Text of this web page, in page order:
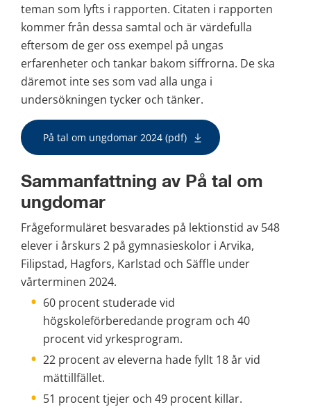
teman som lyfts i rapporten. Citaten i rapporten
kommer från dessa samtal och är värdefulla
eftersom de ger oss exempel på ungas
erfarenheter och tankar bakom siffrorna. De ska
däremot inte ses som vad alla unga i
undersökningen tycker och tänker.
På tal om ungdomar 2024 (pdf)pdf, 376 kB.
Sammanfattning av På tal om
ungdomar
Frågeformuläret besvarades på lektionstid av 548
elever i årskurs 2 på gymnasieskolor i Arvika,
Filipstad, Hagfors, Karlstad och Säffle under
vårterminen 2024.
60 procent studerade vid
högskoleförberedande program och 40
procent vid yrkesprogram.
22 procent av eleverna hade fyllt 18 år vid
mättillfället.
51 procent tjejer och 49 procent killar.